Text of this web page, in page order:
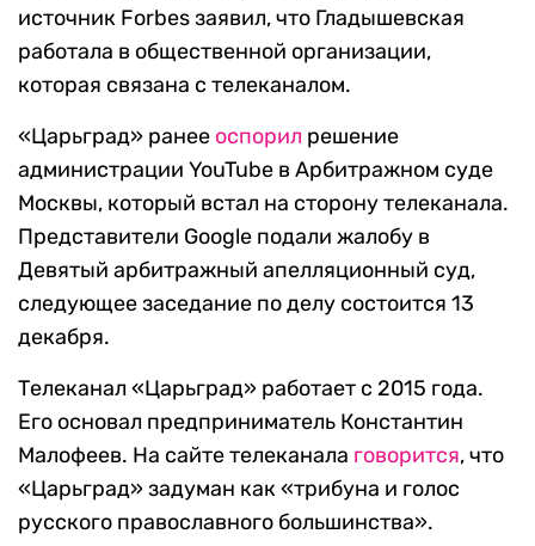
источник Forbes заявил, что Гладышевская
работала в общественной организации,
которая связана с телеканалом.
«Царьград» ранее оспорил решение
администрации YouTube в Арбитражном суде
Москвы, который встал на сторону телеканала.
Представители Google подали жалобу в
Девятый арбитражный апелляционный суд,
следующее заседание по делу состоится 13
декабря.
Телеканал «Царьград» работает с 2015 года.
Его основал предприниматель Константин
Малофеев. На сайте телеканала говорится, что
«Царьград» задуман как «трибуна и голос
русского православного большинства».